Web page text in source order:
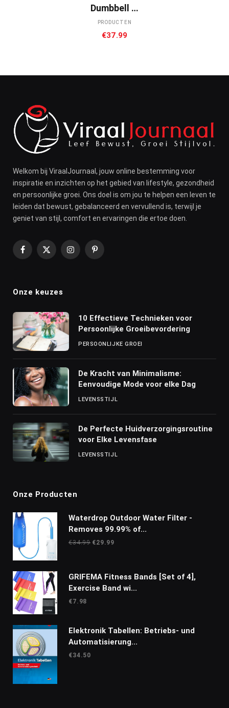
Dumbbell …
PRODUCTEN
€37.99
Welkom bij ViraalJournaal, jouw online bestemming voor
inspiratie en inzichten op het gebied van lifestyle, gezondheid
en persoonlijke groei. Ons doel is om jou te helpen een leven te
leiden dat bewust, gebalanceerd en vervullend is, terwijl je
geniet van stijl, comfort en ervaringen die ertoe doen.
Facebook
X
InstagramPinterest
Onze keuzes
10 Effectieve Technieken voor
Persoonlijke Groeibevordering
PERSOONLIJKE GROEI
De Kracht van Minimalisme:
Eenvoudige Mode voor elke Dag
LEVENSSTIJL
De Perfecte Huidverzorgingsroutine
voor Elke Levensfase
LEVENSSTIJL
Onze Producten
Waterdrop Outdoor Water Filter -
Removes 99.99% of...
€34.99 Oorspronkelijke
€34.99.
€29.99
€29.99.
GRIFEMA Fitness Bands [Set of 4],
Exercise Band wi...
€7.98
Elektronik Tabellen: Betriebs- und
Automatisierung...
€34.50